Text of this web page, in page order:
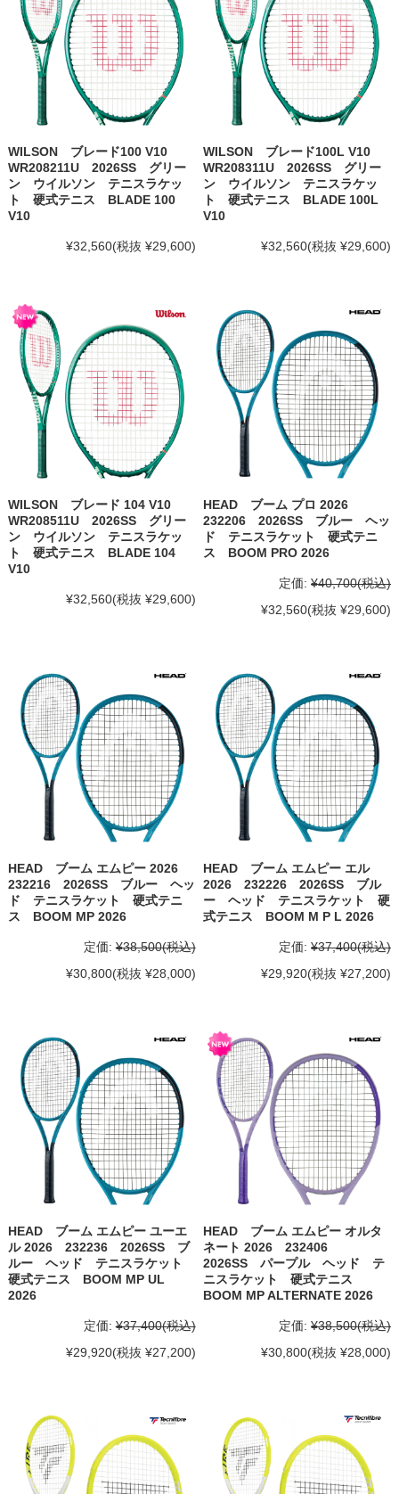
WILSON ブレード100 V10
WR208211U 2026SS グリー
ン ウイルソン テニスラケッ
ト 硬式テニス BLADE 100
V10
¥32,560(税抜 ¥29,600)
WILSON ブレード100L V10
WR208311U 2026SS グリー
ン ウイルソン テニスラケッ
ト 硬式テニス BLADE 100L
V10
¥32,560(税抜 ¥29,600)
WILSON ブレード 104 V10
WR208511U 2026SS グリー
ン ウイルソン テニスラケッ
ト 硬式テニス BLADE 104
V10
¥32,560(税抜 ¥29,600)
HEAD ブーム プロ 2026
232206 2026SS ブルー ヘッ
ド テニスラケット 硬式テニ
ス BOOM PRO 2026
定価: ¥40,700(税込)
¥32,560(税抜 ¥29,600)
HEAD ブーム エムピー 2026
232216 2026SS ブルー ヘッ
ド テニスラケット 硬式テニ
ス BOOM MP 2026
定価: ¥38,500(税込)
¥30,800(税抜 ¥28,000)
HEAD ブーム エムピー エル
2026 232226 2026SS ブル
ー ヘッド テニスラケット 硬
式テニス BOOM M P L 2026
定価: ¥37,400(税込)
¥29,920(税抜 ¥27,200)
HEAD ブーム エムピー ユーエ
ル 2026 232236 2026SS ブ
ルー ヘッド テニスラケット
硬式テニス BOOM MP UL
2026
定価: ¥37,400(税込)
¥29,920(税抜 ¥27,200)
HEAD ブーム エムピー オルタ
ネート 2026 232406
2026SS パープル ヘッド テ
ニスラケット 硬式テニス
BOOM MP ALTERNATE 2026
定価: ¥38,500(税込)
¥30,800(税抜 ¥28,000)